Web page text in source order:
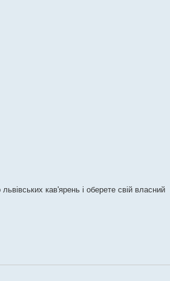
кав'ярень і оберете свій власний